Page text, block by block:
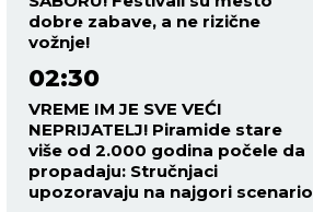
dobre zabave, a ne rizične
vožnje!
02:30
VREME IM JE SVE VEĆI
NEPRIJATELJ! Piramide stare
više od 2.000 godina počele da
propadaju: Stručnjaci
upozoravaju na najgori scenario